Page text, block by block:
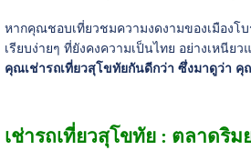
หากคุณชอบเที่ยวชมความงดงามของเมืองโ
เรียบง่ายๆ ที่ยังคงความเป็นไทย อย่างเหนียว
คุณเช่ารถเที่ยวสุโขทัยกันดีกว่า ซึ่งมาดูว่า คุ
เช่ารถเที่ยวสุโขทัย : ตลาดริม